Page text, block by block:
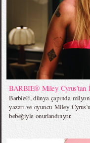
BARBIE® Miley Cyrus’tan
Barbie®, dünya çapında
yazarı ve oyuncu Miley
bebeğiyle onurlandırıyor.